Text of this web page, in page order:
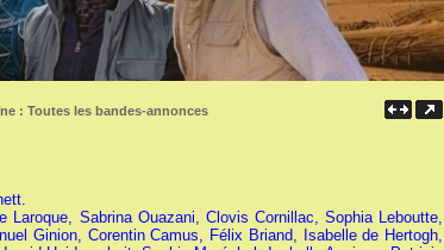
: Toutes les bandes-annonces
Laroque, Sabrina Ouazani, Clovis Cornillac, Sophia Leboutte,
Ginion, Corentin Camus, Félix Briand, Isabelle de Hertogh,